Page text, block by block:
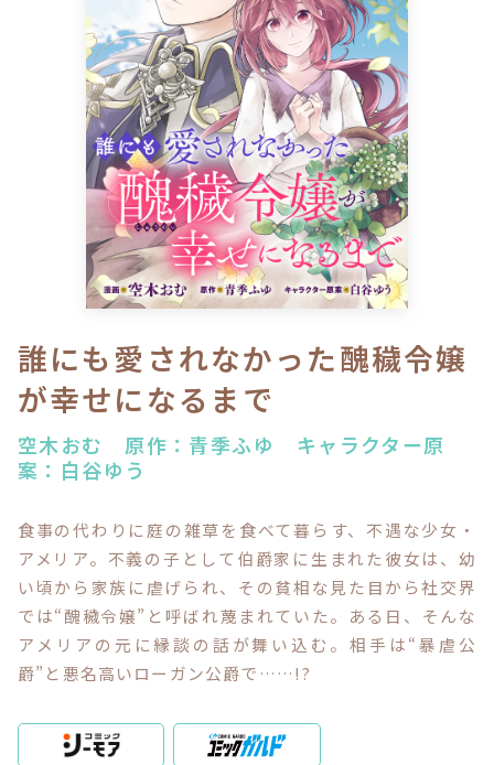
ロサージュノベルス
コミックガルド
コミッククリエ
リキューレ
閉じる
誰にも愛されなかった醜穢令嬢
が幸せになるまで
空木おむ 原作：青季ふゆ キャラクター原
案：白谷ゆう
食事の代わりに庭の雑草を食べて暮らす、不遇な少女・
アメリア。不義の子として伯爵家に生まれた彼女は、幼
い頃から家族に虐げられ、その貧相な見た目から社交界
では“醜穢令嬢”と呼ばれ蔑まれていた。ある日、そんな
アメリアの元に縁談の話が舞い込む。相手は“暴虐公
爵”と悪名高いローガン公爵で……!?